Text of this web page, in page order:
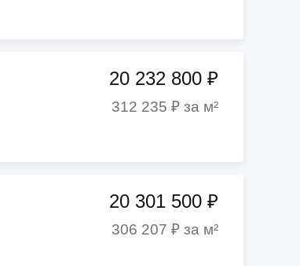
20 232 800 ₽
312 235 ₽ за м²
20 301 500 ₽
306 207 ₽ за м²